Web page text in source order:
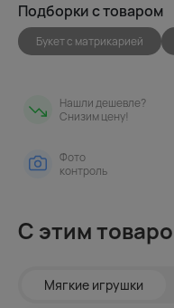
Подборки с товаром
Букет с матрикарией
Нашли дешевле?
Снизим цену!
Фото
контроль
С этим
Мягкие игрушки